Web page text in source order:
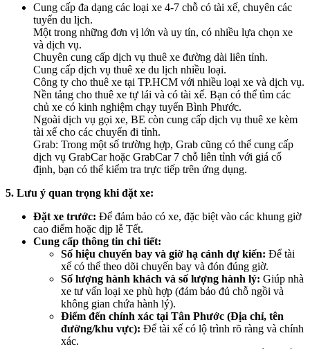
Cung cấp đa dạng các loại xe 4-7 chỗ có tài xế, chuyên các
tuyến du lịch.
Một trong những đơn vị lớn và uy tín, có nhiều lựa chọn xe
và dịch vụ.
Chuyên cung cấp dịch vụ thuê xe đường dài liên tỉnh.
Cung cấp dịch vụ thuê xe du lịch nhiều loại.
Công ty cho thuê xe tại TP.HCM với nhiều loại xe và dịch vụ.
Nền tảng cho thuê xe tự lái và có tài xế. Bạn có thể tìm các
chủ xe có kinh nghiệm chạy tuyến Bình Phước.
Ngoài dịch vụ gọi xe, BE còn cung cấp dịch vụ thuê xe kèm
tài xế cho các chuyến đi tỉnh.
Grab: Trong một số trường hợp, Grab cũng có thể cung cấp
dịch vụ GrabCar hoặc GrabCar 7 chỗ liên tỉnh với giá cố
định, bạn có thể kiểm tra trực tiếp trên ứng dụng.
5. Lưu ý quan trọng khi đặt xe:
Đặt xe trước: Để đảm bảo có xe, đặc biệt vào các khung giờ
cao điểm hoặc dịp lễ Tết.
Cung cấp thông tin chi tiết:
Số hiệu chuyến bay và giờ hạ cánh dự kiến: Để tài
xế có thể theo dõi chuyến bay và đón đúng giờ.
Số lượng hành khách và số lượng hành lý: Giúp nhà
xe tư vấn loại xe phù hợp (đảm bảo đủ chỗ ngồi và
không gian chứa hành lý).
Điểm đến chính xác tại Tân Phước (Địa chỉ, tên
đường/khu vực): Để tài xế có lộ trình rõ ràng và chính
xác.